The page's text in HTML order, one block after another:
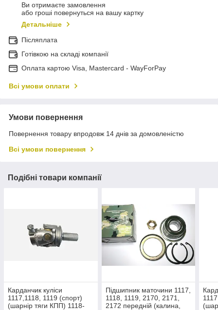
Ви отримаєте замовлення
або гроші повернуться на вашу картку
Детальніше
Післяплата
Готівкою на складі компанії
Оплата картою Visa, Mastercard - WayForPay
Всі умови оплати
Умови повернення
Повернення товару впродовж 14 днів за домовленістю
Всі умови повернення
Подібні товари компанії
Карданчик куліси
1117,1118, 1119 (спорт)
(шарнір тяги КПП) 1118-
Підшипник маточини 1117,
1118, 1119, 2170, 2171,
2172 передній (калина,